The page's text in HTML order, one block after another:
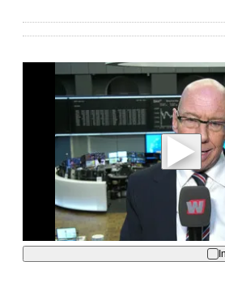
Mit der Wiedergabe dieses
Daten an Youtube
Hinweise dazu erhalten Sie in der
Akzeptieren